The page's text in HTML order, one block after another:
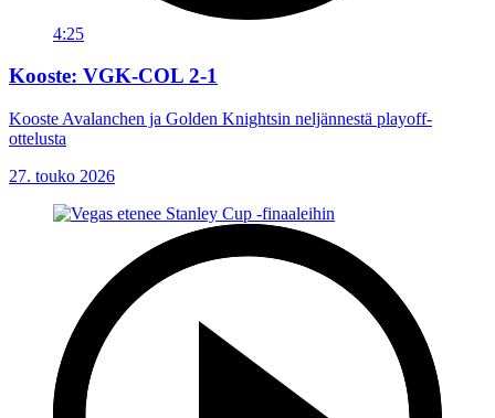
4:25
Kooste: VGK-COL 2-1
Kooste Avalanchen ja Golden Knightsin neljännestä playoff-
ottelusta
27. touko 2026